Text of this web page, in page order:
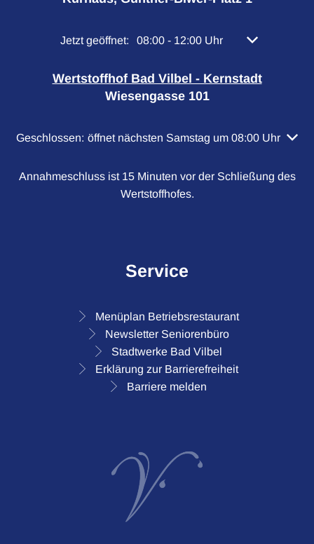
Klicken, um weitere Öffnungs- oder Schließzeiten
Jetzt geöffnet: 08:00 - 12:00 Uhr Von 08:00 bis
Wertstoffhof Bad Vilbel - Kernstadt
Wiesengasse 101
Klicken, um weitere Öffnungs- oder Schließzeiten
Geschlossen: öffnet nächsten Samstag um 08:00 Uhr
Annahmeschluss ist 15 Minuten vor der Schließung des
Wertstoffhofes.
Service
Menüplan Betriebsrestaurant
Newsletter Seniorenbüro
Stadtwerke Bad Vilbel
Erklärung zur Barrierefreiheit
Barriere melden